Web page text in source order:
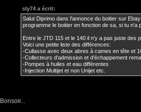
sly74 a écrit:
Salut Diprimo dans l'annonce du boitier sur
programme le boitier en fonction de sa, si tu
Entre le JTD 115 et le 140 il n'y a pas juste des
Voici une petite liste des différences:
-Cullasse avec deux abres à cames en tête et
-Collecteurs d'admission et d'échappement
-Pompes à huiles et eau différentes
-Injection Multijet et non Unijet etc.
Bonsoir...